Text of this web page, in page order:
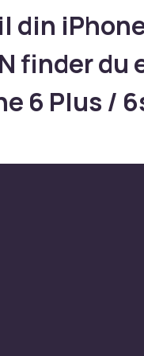
din
finder du
6 Plus /
Hos CDON finder du
med
Uanset om du har